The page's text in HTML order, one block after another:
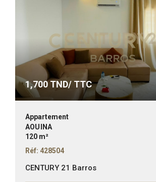
1,700 TND/ TTC
Appartement
AOUINA
120 m²
Réf: 428504
CENTURY 21 Barros